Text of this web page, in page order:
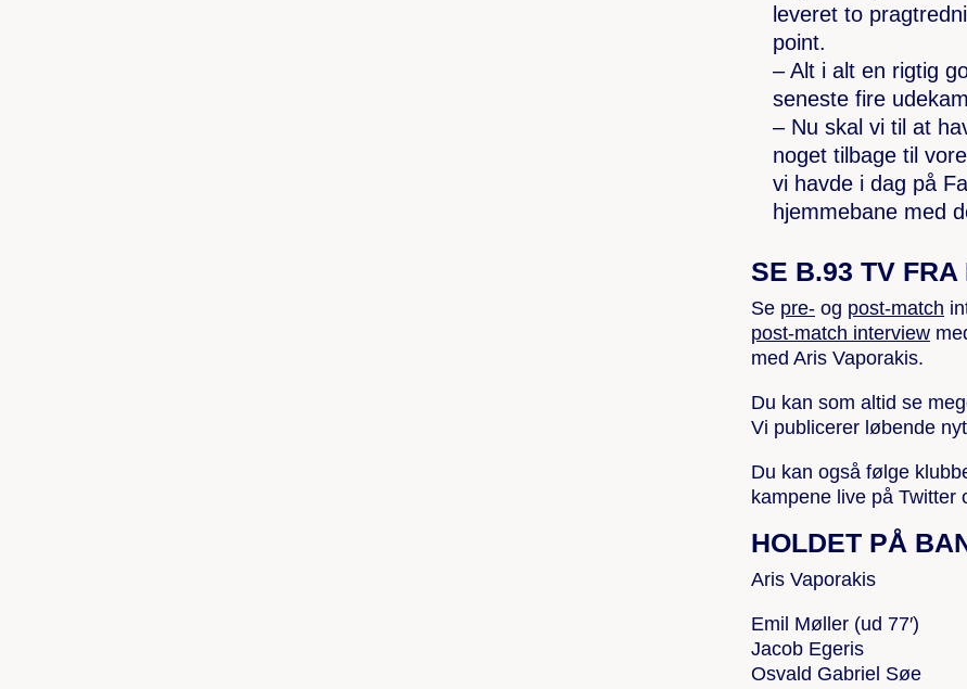
leveret to
point.
– Alt i alt en rigtig
seneste fire
– Nu skal vi til at
noget tilbage til
vi havde i dag på
hjemmebane med
SE B.93 TV FRA
Se pre- og post-match
post-match interview
med Aris Vaporakis.
Du kan som altid se
Vi publicerer løbende
Du kan også følge
kampene live på Twitter
HOLDET PÅ
Aris Vaporakis
Emil Møller (ud 77′)
Jacob Egeris
Osvald Gabriel Søe